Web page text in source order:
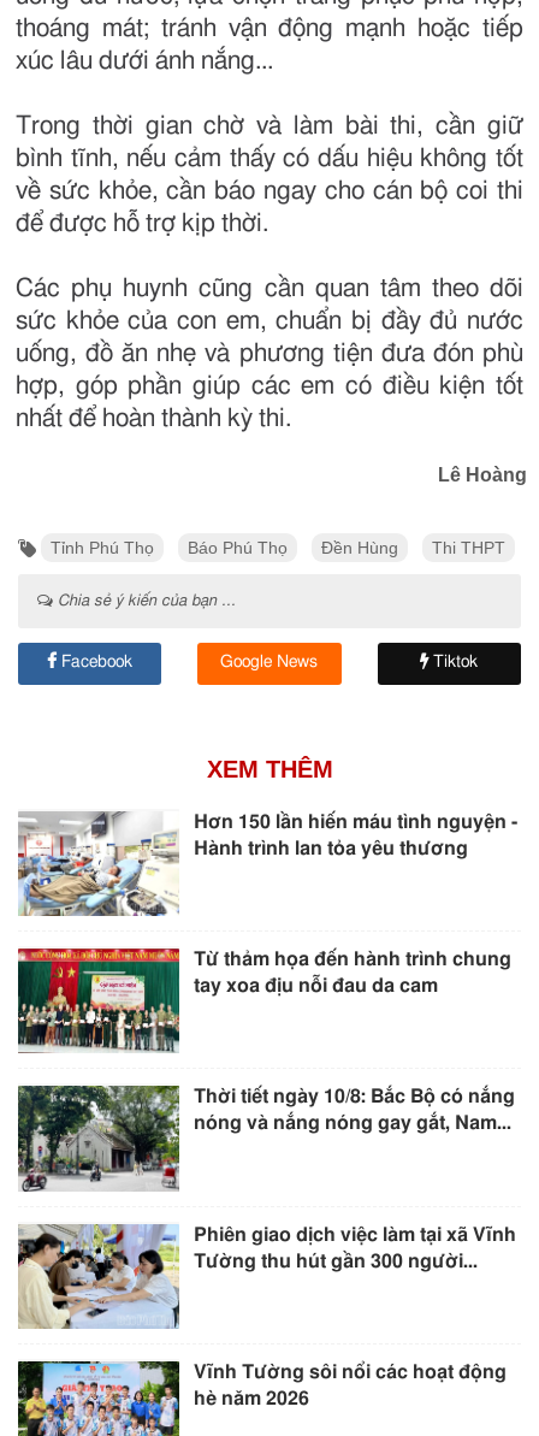
thoáng mát; tránh vận động mạnh hoặc tiếp
xúc lâu dưới ánh nắng...
Trong thời gian chờ và làm bài thi, cần giữ
bình tĩnh, nếu cảm thấy có dấu hiệu không tốt
về sức khỏe, cần báo ngay cho cán bộ coi thi
để được hỗ trợ kịp thời.
Các phụ huynh cũng cần quan tâm theo dõi
sức khỏe của con em, chuẩn bị đầy đủ nước
uống, đồ ăn nhẹ và phương tiện đưa đón phù
hợp, góp phần giúp các em có điều kiện tốt
nhất để hoàn thành kỳ thi.
Lê Hoàng
Tỉnh Phú Thọ Báo Phú Thọ Đền Hùng Thi THPT
Chia sẻ ý kiến của bạn ...
Facebook Google News Tiktok
XEM THÊM
Hơn 150 lần hiến máu tình nguyện -
Hành trình lan tỏa yêu thương
Từ thảm họa đến hành trình chung
tay xoa địu nỗi đau da cam
Thời tiết ngày 10/8: Bắc Bộ có nắng
nóng và nắng nóng gay gắt, Nam...
Phiên giao dịch việc làm tại xã Vĩnh
Tường thu hút gần 300 người...
Vĩnh Tường sôi nổi các hoạt động
hè năm 2026